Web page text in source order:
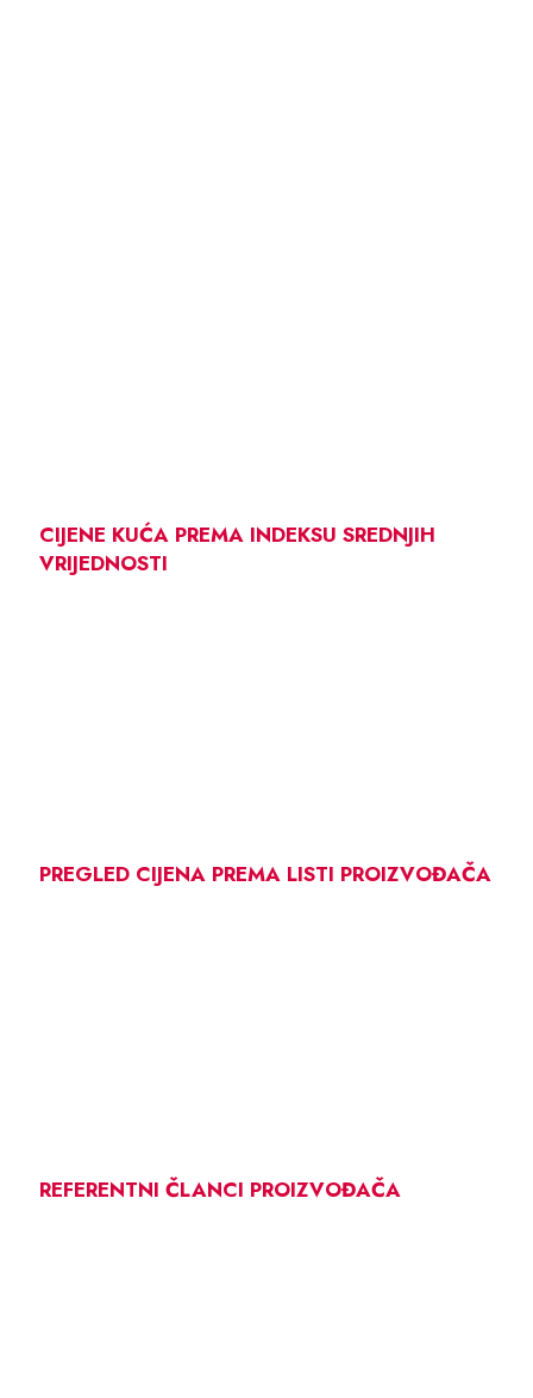
CIJENE KUĆA PREMA INDEKSU SREDNJIH
VRIJEDNOSTI
PREGLED CIJENA PREMA LISTI PROIZVOĐAČA
REFERENTNI ČLANCI PROIZVOĐAČA